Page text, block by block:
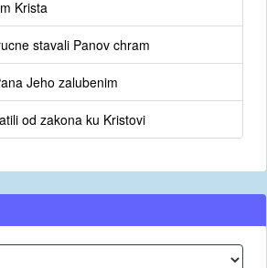
Krista
stavali Panov chram
Jeho zalubenim
od zakona ku Kristovi